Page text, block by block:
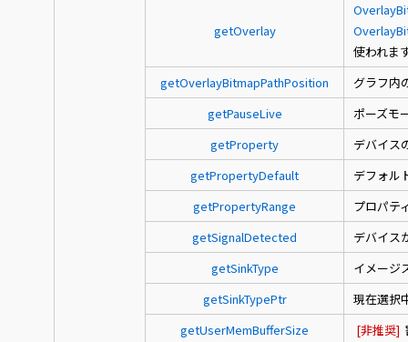
getOverlay
使われま
getOverlayBitmapPathPosition
グラフ内
getPauseLive
ポーズモ
getProperty
デバイス
getPropertyDefault
デフォル
getPropertyRange
プロパテ
getSignalDetected
デバイス
getSinkType
イメージ
getSinkTypePtr
現在選択
getUserMemBufferSize
[非推奨]